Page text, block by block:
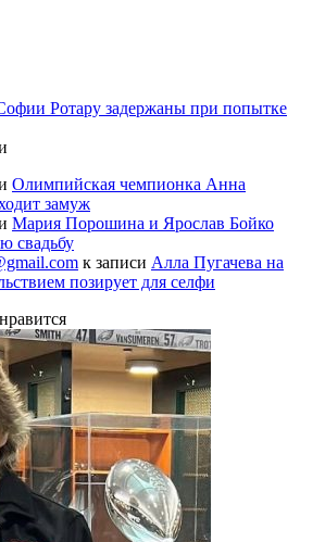
Ротару задержаны при попытке
Олимпийская чемпионка Анна
замуж
Мария Порошина и Ярослав Бойко
свадьбу
к записи Алла Пугачева на
позирует для селфи